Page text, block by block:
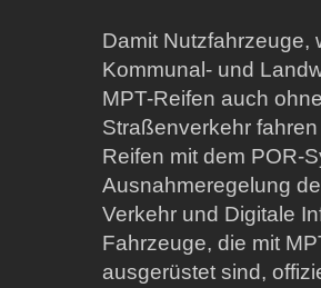
Damit Nutzfahrzeuge,
Kommunal- und
MPT-Reifen auch
Straßenverkehr
Reifen mit dem POR-
Ausnahmeregelung
Verkehr und Digitale
Fahrzeuge, die mit
ausgerüstet sind,